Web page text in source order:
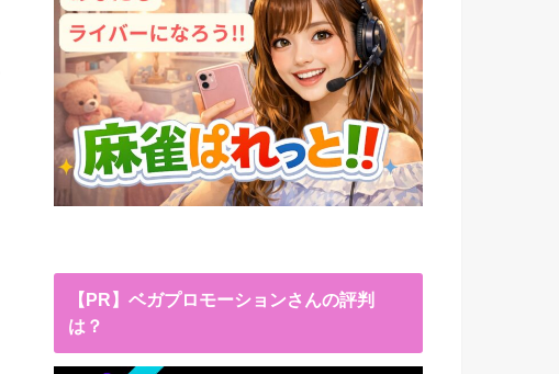
【PR】ベガプロモーションさんの評判
は？